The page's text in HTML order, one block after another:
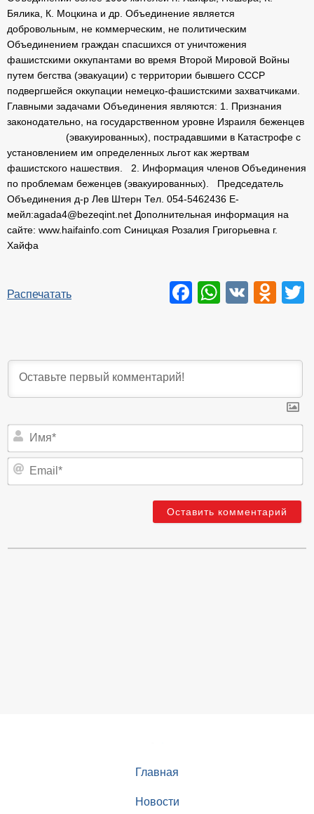
Бялика, К. Моцкина и др. Объединение является
добровольным, не коммерческим, не политическим
Объединением граждан спасшихся от уничтожения
фашистскими оккупантами во время Второй Мировой Войны
путем бегства (эвакуации) с территории бывшего СССР
подвергшейся оккупации немецко-фашистскими захватчиками.
Главными задачами Объединения являются: 1. Признания
законодательно, на государственном уровне Израиля беженцев
(эвакуированных), пострадавшими в Катастрофе с
установлением им определенных льгот как жертвам
фашистского нашествия. 2. Информация членов Объединения
по проблемам беженцев (эвакуированных). Председатель
Объединения д-р Лев Штерн Тел. 054-5462436 Е-
мейл:agada4@bezeqint.net Дополнительная информация на
сайте: www.haifainfo.com Синицкая Розалия Григорьевна г.
Хайфа
Распечатать Facebook
VK
Главная
Новости